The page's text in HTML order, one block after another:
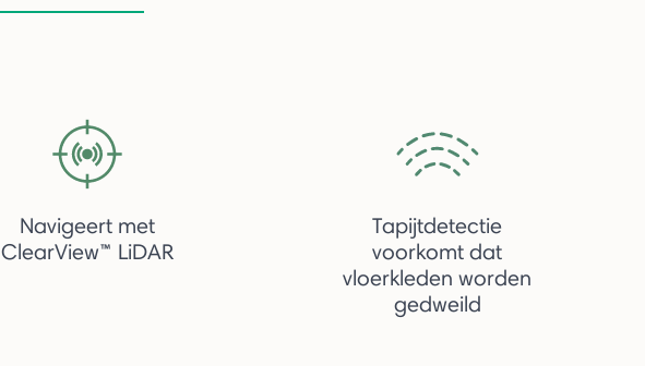
Navigeert met
ClearView™ LiDAR
Tapijtdetectie
voorkomt dat
vloerkleden worden
gedweild